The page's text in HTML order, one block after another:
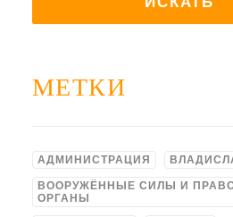
МЕТКИ
АДМИНИСТРАЦИЯ
ВООРУЖЁННЫЕ СИЛЫ И
ОРГАНЫ